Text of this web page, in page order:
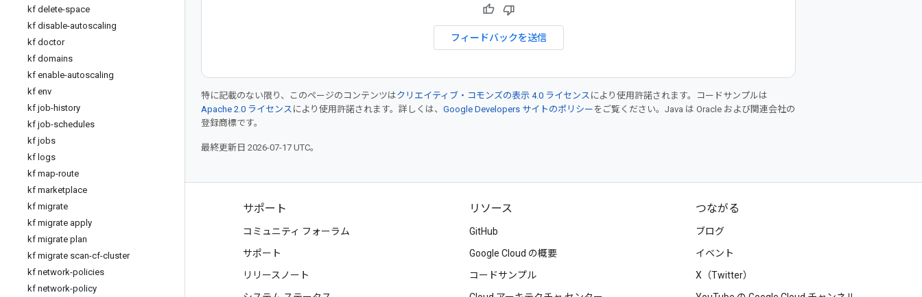
kf delete-space
kf disable-autoscaling
kf doctor
kf domains
kf enable-autoscaling
kf env
kf job-history
kf job-schedules
kf jobs
kf logs
kf map-route
kf marketplace
kf migrate
kf migrate apply
kf migrate plan
kf migrate scan-cf-cluster
kf network-policies
kf network-policy
フィードバックを送信
特に記載のない限り、このページのコンテンツはクリエイティブ・コモンズの表示 4.0 ライセンス により使用許諾されます。コードサンプルは
Apache 2.0 ライセンス により使用許諾されます。詳しくは、 Google Developers サイトのポリシー をご覧ください。Java は Oracle および関連会社の
登録商標です。
最終更新日 2026-07-17 UTC。
プロダクトと料金
すべてのプロダクトを見る
Google Cloud の料金
Google Cloud Marketplace
サポート
コミュニティ フォーラム
サポート
リリースノート
リソース
GitHub
Google Cloud の概要
コードサンプル
つながる
ブログ
イベント
X（Twitter）